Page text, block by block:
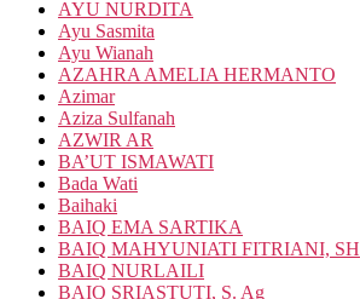
AYU NURDITA
Ayu Sasmita
Ayu Wianah
AZAHRA AMELIA HERMANTO
Azimar
Aziza Sulfanah
AZWIR AR
BA’UT ISMAWATI
Bada Wati
Baihaki
BAIQ EMA SARTIKA
BAIQ MAHYUNIATI FITRIANI, SH
BAIQ NURLAILI
BAIQ SRIASTUTI, S. Ag